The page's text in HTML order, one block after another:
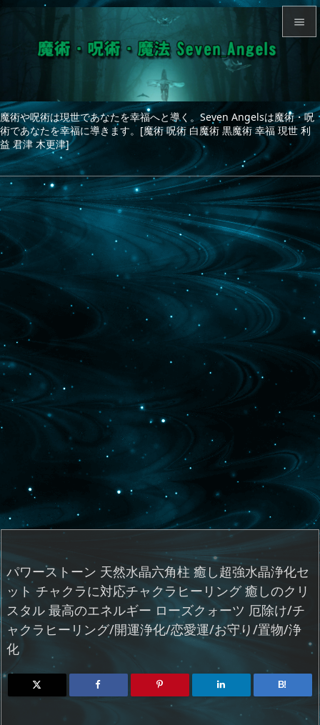
魔術や呪術は現世であなたを幸福へと導く。Seven Angelsは魔術・呪
術であなたを幸福に導きます。[魔術 呪術 白魔術 黒魔術 幸福 現世 利
益 君津 木更津]

サイド


次へ

パワーストーン 天然水晶六角柱 癒し超強水晶浄化セ
ット チャクラに対応チャクラヒーリング 癒しのクリ
スタル 最高のエネルギー ローズクォーツ 厄除け/チ
ャクラヒーリング/開運浄化/恋愛運/お守り/置物/浄
化
B!